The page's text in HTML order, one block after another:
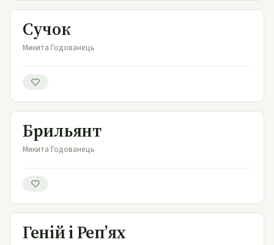
Сучок
Сучок
Микита Годованець
Брильянт
Брильянт
Микита Годованець
Геній і Реп’ях
Геній і Реп’ях